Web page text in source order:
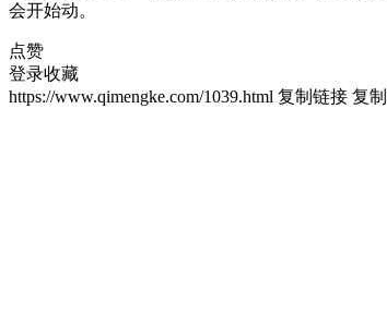
会开始动。
点赞
登录收藏
https://www.qimengke.com/1039.html 复制链接 复